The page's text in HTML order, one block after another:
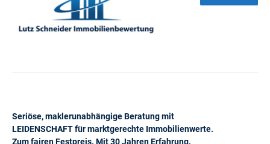
Seriöse, maklerunabhängige Beratung mit
LEIDENSCHAFT für marktgerechte Immobilienwerte.
Zum fairen Festpreis. Mit 30 Jahren Erfahrung.